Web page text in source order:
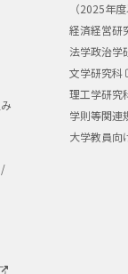
/
（2025年
経済経営研
法学政治学
文学研究科
理工学研究
学則等関連
大学教員向